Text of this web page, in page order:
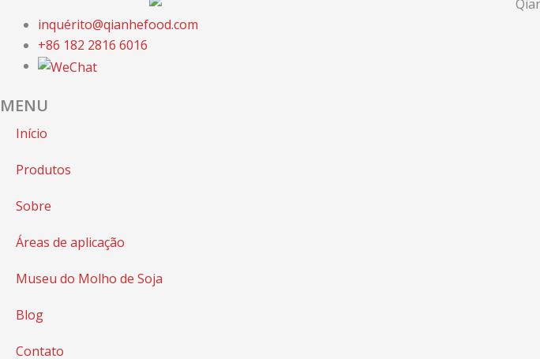
inquérito@qianhefood.com
+86 182 2816 6016
MENU
Início
Produtos
Sobre
Áreas de aplicação
Museu do Molho de Soja
Blog
Contato